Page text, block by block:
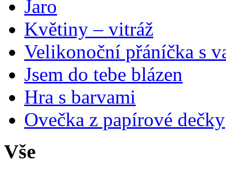
Jaro
Květiny – vitráž
Velikonoční přáníčka s
Jsem do tebe blázen
Hra s barvami
Ovečka z papírové dečky
Vše